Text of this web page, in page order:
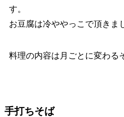
す。
お豆腐は冷ややっこで頂きま
料理の内容は月ごとに変わる
手打ちそば